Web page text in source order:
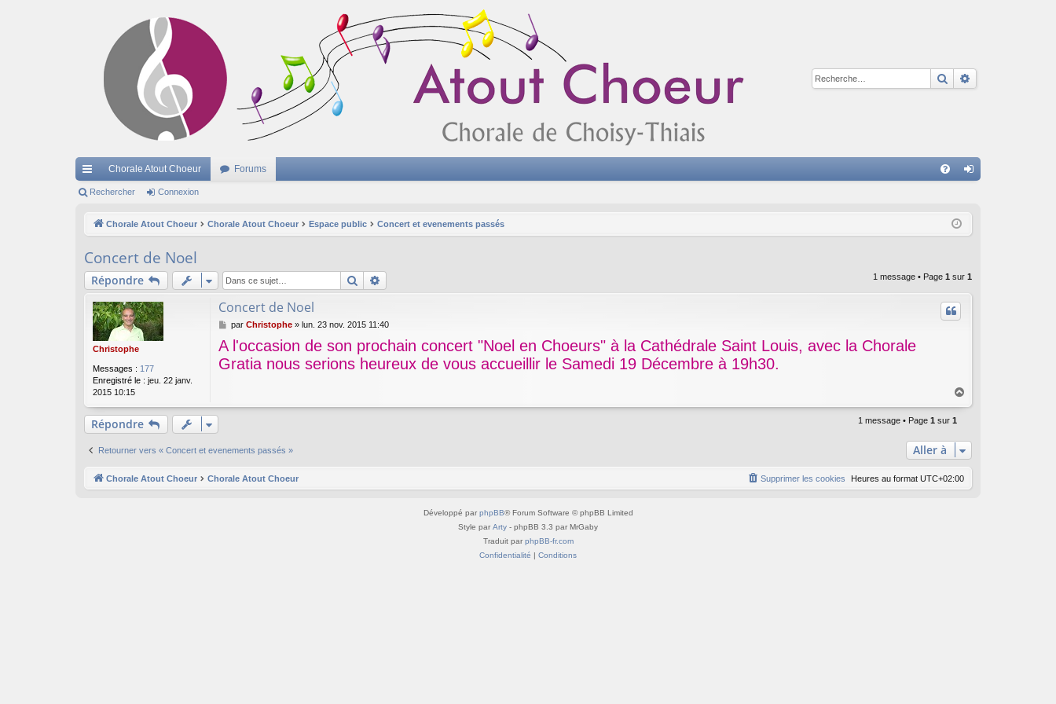
Rechercher
cc
pi
de
Chorale Atout Choeur Forums
ne
Rechercher Connexion
Chorale Atout Choeur Chorale Atout Choeur Espace public Concert et evenements passés
Concert de Noel
Répondre Rechercher 1 message • Page 1 sur 1
Christophe
Messages : 177
Enregistré le : jeu. 22 janv.
2015 10:15
Concert de Noel
M
s
s
a
par Christophe» lun. 23 nov. 2015 11:40
A l'occasion de son prochain concert "Noel en Choeurs" à la Cathédrale Saint Louis, avec la Chorale
Gratia nous serions heureux de vous accueillir le Samedi 19 Décembre à 19h30.
a
Répondre 1 message • Page 1 sur 1
Retourner vers « Concert et evenements passés » Aller à
Chorale Atout Choeur Chorale Atout Choeur Heures au format UTC+02:00
Supprimer les cookies
Développé par phpBB® Forum Software © phpBB Limited
Style par Arty - phpBB 3.3 par MrGaby
Traduit par phpBB-fr.com
Confidentialité | Conditions